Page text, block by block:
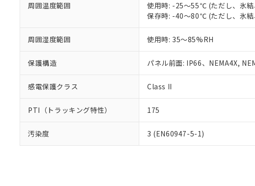
周囲温度範囲
使用時: -25～55℃ (ただし、氷
保存時: -40～80℃ (ただし、氷
周囲湿度範囲 使用時: 35～85%RH
保護構造 パネル前面: IP66、NEMA4X,
感電保護クラス Class II
PTI（トラッキング特性） 175
汚染度 3 (EN60947-5-1)